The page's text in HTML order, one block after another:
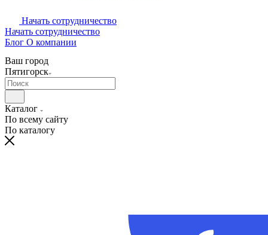
Начать сотрудничество
Начать сотрудничество
Блог О компании
Ваш город
Пятигорск
Каталог
По всему сайту
По каталогу